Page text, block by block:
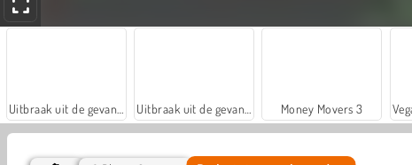
Money Movers 3